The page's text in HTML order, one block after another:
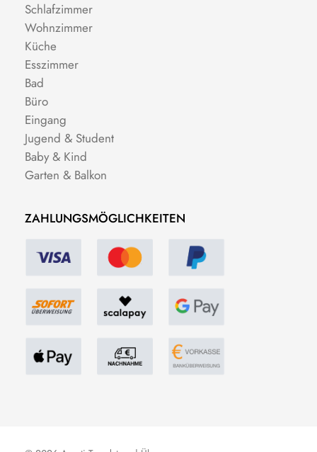
Schlafzimmer
Wohnzimmer
Küche
Esszimmer
Bad
Büro
Eingang
Jugend & Student
Baby & Kind
Garten & Balkon
ZAHLUNGSMÖGLICHKEITEN